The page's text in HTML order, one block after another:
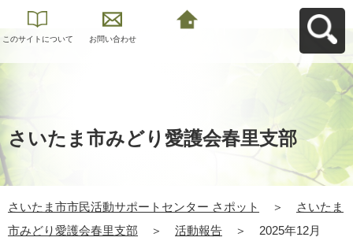
このサイトについて お問い合わせ
さいたま市みどり愛護会春里支部
さいたま市市民活動サポートセンター さポット ＞
さいたま
市みどり愛護会春里支部
＞ 活動報告 ＞ 2025年12月